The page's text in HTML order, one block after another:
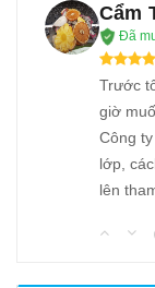
Cẩm
Đã
Trước
giờ
Công
lớp,
lên